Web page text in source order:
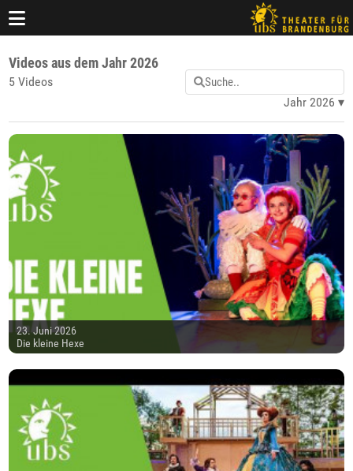
Videos aus dem Jahr 2026
5 Videos
Jahr 2026
23. Juni 2026
Die kleine Hexe